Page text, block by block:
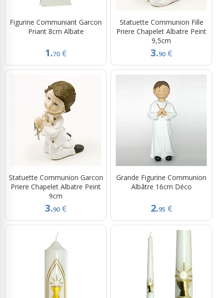
Figurine Communiant Garcon
Priant 8cm Albate
1.70 €
Statuette Communion Fille
Priere Chapelet Albatre Peint
9,5cm
3.90 €
Statuette Communion Garcon
Priere Chapelet Albatre Peint
9cm
3.90 €
Grande Figurine Communion
Albâtre 16cm Déco
2.95 €